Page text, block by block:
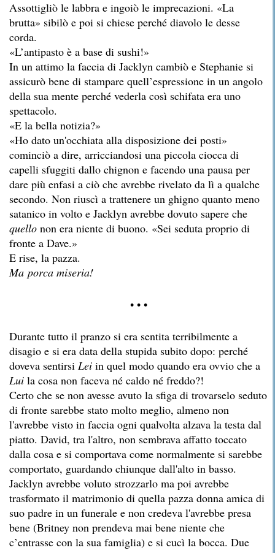
Assottigliò le labbra e ingoiò le imprecazioni. «La
brutta» sibilò e poi si chiese perché diavolo le desse
corda.
«L’antipasto è a base di sushi!»
In un attimo la faccia di Jacklyn cambiò e Stephanie si
assicurò bene di stampare quell’espressione in un angolo
della sua mente perché vederla così schifata era uno
spettacolo.
«E la bella notizia?»
«Ho dato un'occhiata alla disposizione dei posti»
cominciò a dire, arricciandosi una piccola ciocca di
capelli sfuggiti dallo chignon e facendo una pausa per
dare più enfasi a ciò che avrebbe rivelato da lì a qualche
secondo. Non riuscì a trattenere un ghigno quanto meno
satanico in volto e Jacklyn avrebbe dovuto sapere che
quello non era niente di buono. «Sei seduta proprio di
fronte a Dave.»
E rise, la pazza.
Ma porca miseria!
• • •
Durante tutto il pranzo si era sentita terribilmente a
disagio e si era data della stupida subito dopo: perché
doveva sentirsi Lei in quel modo quando era ovvio che a
Lui la cosa non faceva né caldo né freddo?!
Certo che se non avesse avuto la sfiga di trovarselo seduto
di fronte sarebbe stato molto meglio, almeno non
l'avrebbe visto in faccia ogni qualvolta alzava la testa dal
piatto. David, tra l'altro, non sembrava affatto toccato
dalla cosa e si comportava come normalmente si sarebbe
comportato, guardando chiunque dall'alto in basso.
Jacklyn avrebbe voluto strozzarlo ma poi avrebbe
trasformato il matrimonio di quella pazza donna amica di
suo padre in un funerale e non credeva l'avrebbe presa
bene (Britney non prendeva mai bene niente che
c’entrasse con la sua famiglia) e si cucì la bocca. Due